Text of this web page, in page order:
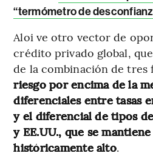
“termómetro de
Aloi ve otro vector de
crédito privado global,
de la combinación de tres
riesgo por encima de la
diferenciales entre tasas
y el diferencial de tipos
y EE.UU., que se
históricamente alto.